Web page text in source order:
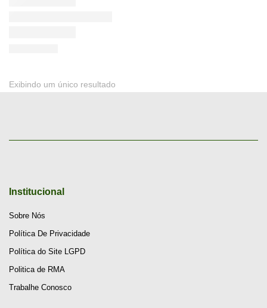
Exibindo um único resultado
Institucional
Sobre Nós
Política De Privacidade
Política do Site LGPD
Politica de RMA
Trabalhe Conosco